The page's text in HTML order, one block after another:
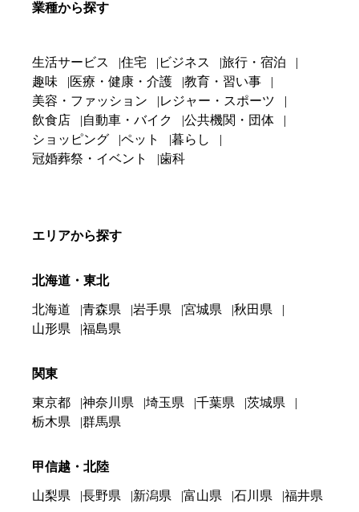
業種から探す
生活サービス 住宅 ビジネス
旅行・宿泊
趣味
医療・健康・介護
教育・習い事
美容・ファッション
レジャー・スポーツ
飲食店
自動車・バイク
公共機関・団体
ショッピング
ペット
暮らし
冠婚葬祭・イベント
歯科
エリアから探す
北海道・東北
北海道 青森県 岩手県 宮城県
秋田県
山形県
福島県
関東
東京都 神奈川県 埼玉県 千葉県
茨城県
栃木県
群馬県
甲信越・北陸
山梨県 長野県 新潟県 富山県 石川県 福井県